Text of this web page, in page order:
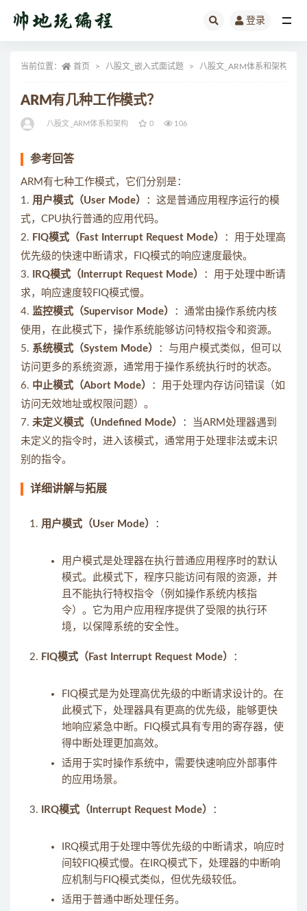
登录
当前位置： 首页 八股文_嵌入式面试题 八股文_ARM体系和架构
ARM有几种工作模式？
八股文_ARM体系和架构 0 106
参考回答
ARM有七种工作模式，它们分别是：
1. 用户模式（User Mode）
：这是普通应用程序运行的模
式，CPU执行普通的应用代码。
2. FIQ模式（Fast Interrupt Request Mode）
：用于处理高
优先级的快速中断请求，FIQ模式的响应速度最快。
3.
IRQ模式（Interrupt Request Mode）
：用于处理中断请
求，响应速度较FIQ模式慢。
4. 监控模式（Supervisor Mode）
：通常由操作系统内核
使用，在此模式下，操作系统能够访问特权指令和资源。
5. 系统模式（System Mode）
：与用户模式类似，但可以
访问更多的系统资源，通常用于操作系统执行时的状态。
6. 中止模式（Abort Mode）
：用于处理内存访问错误（如
访问无效地址或权限问题）。
7. 未定义模式（Undefined Mode）
：当ARM处理器遇到
未定义的指令时，进入该模式，通常用于处理非法或未识
别的指令。
详细讲解与拓展
用户模式（User Mode） ：
用户模式是处理器在执行普通应用程序时的默认
模式。此模式下，程序只能访问有限的资源，并
且不能执行特权指令（例如操作系统内核指
令）。它为用户应用程序提供了受限的执行环
境，以保障系统的安全性。
FIQ模式（Fast Interrupt Request Mode） ：
FIQ模式是为处理高优先级的中断请求设计的。在
此模式下，处理器具有更高的优先级，能够更快
地响应紧急中断。FIQ模式具有专用的寄存器，使
得中断处理更加高效。
适用于实时操作系统中，需要快速响应外部事件
的应用场景。
IRQ模式（Interrupt Request Mode） ：
IRQ模式用于处理中等优先级的中断请求，响应时
间较FIQ模式慢。在IRQ模式下，处理器的中断响
应机制与FIQ模式类似，但优先级较低。
适用于普通中断处理任务。